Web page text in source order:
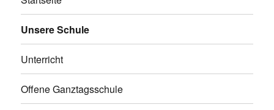
Unsere Schule
Unterricht
Offene Ganztagsschule